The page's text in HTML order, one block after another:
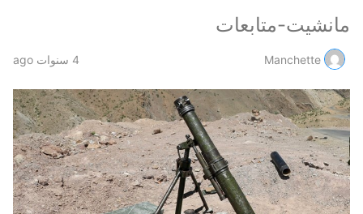
مانشيت-متابعات
Manchette 4 سنوات ago